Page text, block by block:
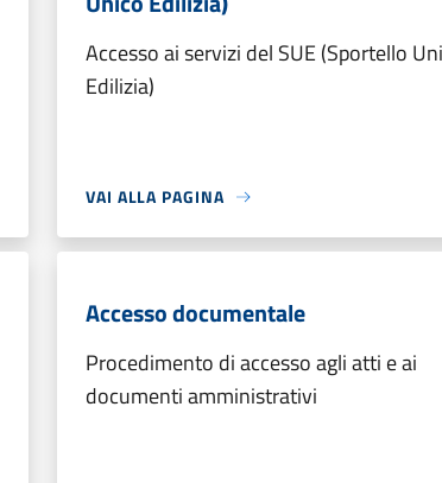
Accesso ai servizi del SUE (Sportello
Edilizia)
VAI ALLA PAGINA
Accesso documentale
Procedimento di accesso agli atti e ai
documenti amministrativi